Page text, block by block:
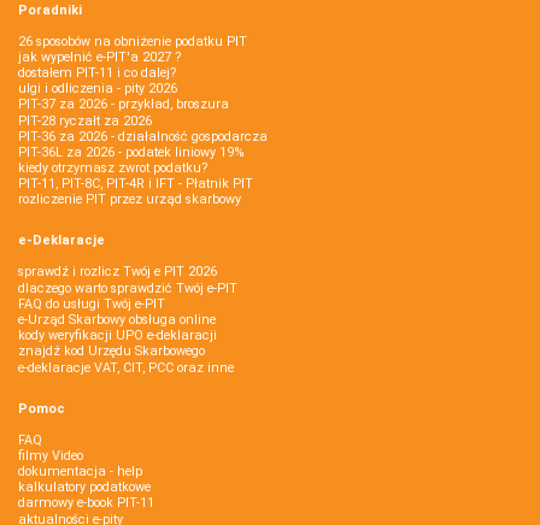
Poradniki
26 sposobów na obniżenie podatku PIT
jak wypełnić e-PIT'a 2027 ?
dostałem PIT-11 i co dalej?
ulgi i odliczenia - pity 2026
PIT-37 za 2026 - przykład, broszura
PIT-28 ryczałt za 2026
PIT-36 za 2026 - działalność gospodarcza
PIT-36L za 2026 - podatek liniowy 19%
kiedy otrzymasz zwrot podatku?
PIT-11, PIT-8C, PIT-4R i IFT - Płatnik PIT
rozliczenie PIT przez urząd skarbowy
e-Deklaracje
sprawdź i rozlicz Twój e PIT 2026
dlaczego warto sprawdzić Twój e-PIT
FAQ do usługi Twój e-PIT
e-Urząd Skarbowy obsługa online
kody weryfikacji UPO e-deklaracji
znajdź kod Urzędu Skarbowego
e-deklaracje VAT, CIT, PCC oraz inne
Pomoc
FAQ
filmy Video
dokumentacja - help
kalkulatory podatkowe
darmowy e-book PIT-11
aktualności e-pity